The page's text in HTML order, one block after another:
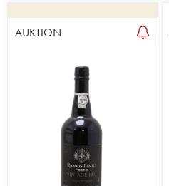
AUKTION